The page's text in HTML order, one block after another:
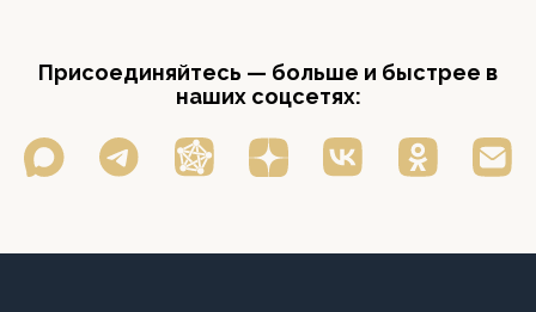
Присоединяйтесь — больше и быстрее в
наших соцсетях: